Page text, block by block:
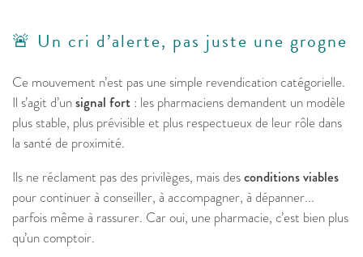
🚨 Un cri d’alerte, pas juste une grogne
Ce mouvement n’est pas une simple revendication catégorielle.
Il s’agit d’unsignal fort : les pharmaciens demandent un modèle
plus stable, plus prévisible et plus respectueux de leur rôle dans
la santé de proximité.
Ils ne réclament pas des privilèges, mais desconditions viables
pour continuer à conseiller, à accompagner, à dépanner...
parfois même à rassurer. Car oui, une pharmacie, c’est bien plus
qu’un comptoir.